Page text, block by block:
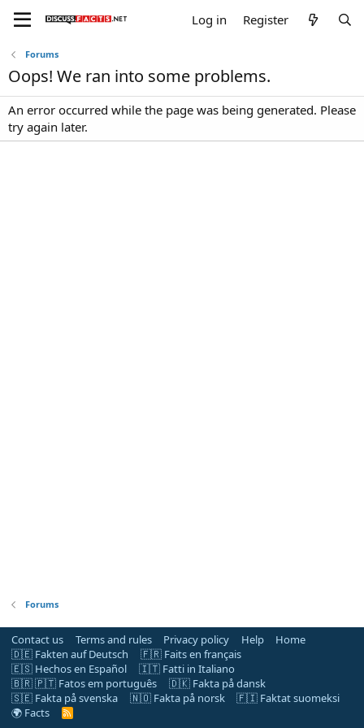
Log in Register
Forums
Oops! We ran into some problems.
An error occurred while the page was being generated. Please
try again later.
Forums
Contact us Terms and rules Privacy policy Help
Home
🇩🇪 Fakten auf Deutsch
🇫🇷 Faits en français
🇪🇸 Hechos en Español
🇮🇹 Fatti in Italiano
🇧🇷 🇵🇹 Fatos em português
🇩🇰 Fakta på dansk
🇸🇪 Fakta på svenska
🇳🇴 Fakta på norsk
🇫🇮 Faktat suomeksi
🌍 Facts
R